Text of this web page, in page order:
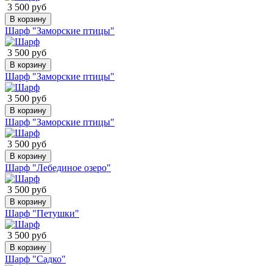
3 500 руб
В корзину
Шарф "Заморские птицы"
3 500 руб
В корзину
Шарф "Заморские птицы"
3 500 руб
В корзину
Шарф "Заморские птицы"
3 500 руб
В корзину
Шарф "Лебединое озеро"
3 500 руб
В корзину
Шарф "Петушки"
3 500 руб
В корзину
Шарф "Садко"